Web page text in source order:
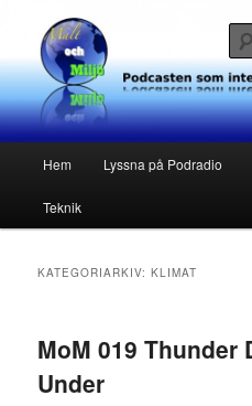
primärt
innehåll
sekundärt
innehållMalt och Miljö
Hem Lyssna på Podradio
Teknik
KATEGORIARKIV:KLIMAT
MoM 019 Thunder
Under